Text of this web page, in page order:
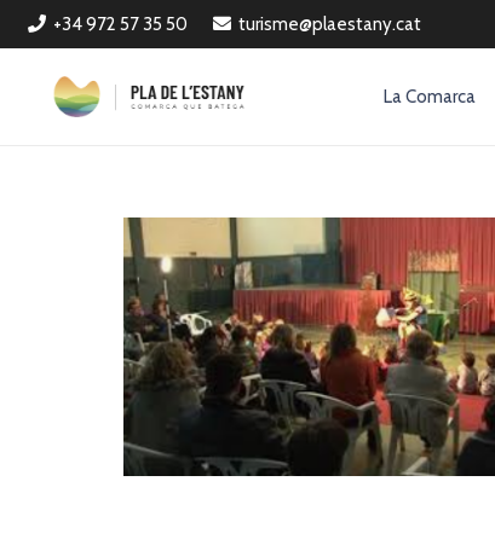
+34 972 57 35 50 turisme@plaestany.cat
La Comarca